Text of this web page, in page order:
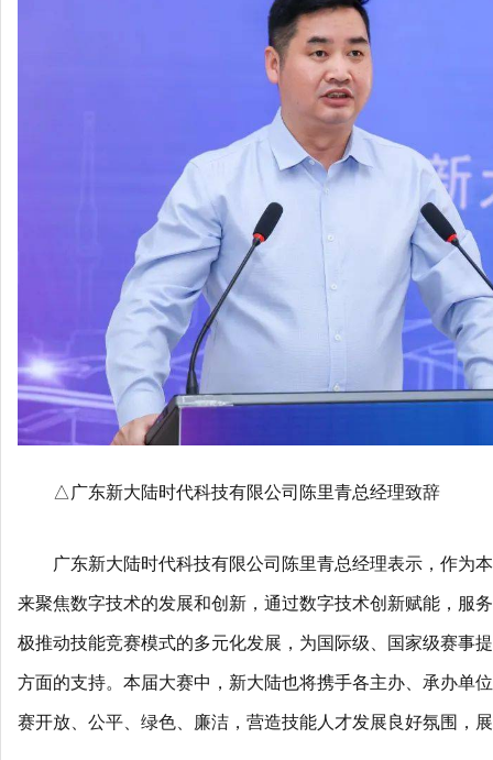
△广东新大陆时代科技有限公司陈里青总经理致辞
广东新大陆时代科技有限公司陈里青总经理表示，作为
来聚焦数字技术的发展和创新，通过数字技术创新赋能，服
极推动技能竞赛模式的多元化发展，为国际级、国家级赛事
方面的支持。本届大赛中，新大陆也将携手各主办、承办单
赛开放、公平、绿色、廉洁，营造技能人才发展良好氛围，